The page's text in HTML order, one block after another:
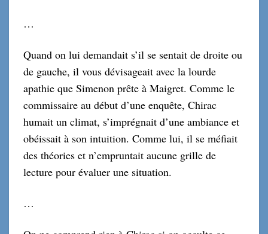
…
Quand on lui demandait s’il se sentait de droite ou
de gauche, il vous dévisageait avec la lourde
apathie que Simenon prête à Maigret. Comme le
commissaire au début d’une enquête, Chirac
humait un climat, s’imprégnait d’une ambiance et
obéissait à son intuition. Comme lui, il se méfiait
des théories et n’empruntait aucune grille de
lecture pour évaluer une situation.
…